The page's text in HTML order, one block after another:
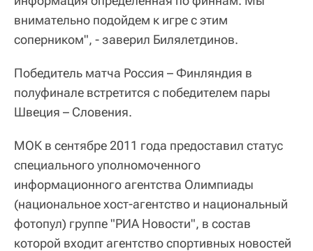
внимательно подойдем к игре с этим
соперником", - заверил Билялетдинов.
Победитель матча Россия – Финляндия в
полуфинале встретится с победителем пары
Швеция – Словения.
МОК в сентябре 2011 года предоставил статус
специального уполномоченного
информационного агентства Олимпиады
(национальное хост-агентство и национальный
фотопул) группе "РИА Новости", в состав
которой входит агентство спортивных новостей